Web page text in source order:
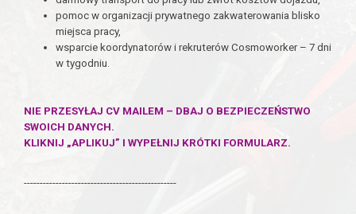
pomoc w organizacji prywatnego zakwaterowania blisko
miejsca pracy,
wsparcie koordynatorów i rekruterów Cosmoworker – 7 dni
w tygodniu.
NIE PRZESYŁAJ CV MAILEM – DBAJ O BEZPIECZEŃSTWO
SWOICH DANYCH.
KLIKNIJ „APLIKUJ” I WYPEŁNIJ KRÓTKI FORMULARZ.
------------------------------------------------